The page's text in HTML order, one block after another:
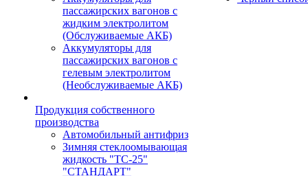
пассажирских вагонов с
жидким электролитом
(Обслуживаемые АКБ)
Аккумуляторы для
пассажирских вагонов с
гелевым электролитом
(Необслуживаемые АКБ)
Продукция собственного
производства
Автомобильный антифриз
Зимняя стеклоомывающая
жидкость "ТС-25"
"СТАНДАРТ"